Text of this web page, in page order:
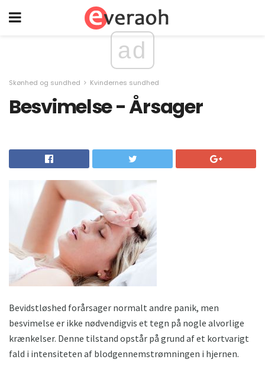
ad
Skønhed og sundhed Kvindernes sundhed
Besvimelse - Årsager
Bevidstløshed forårsager normalt andre panik, men
besvimelse er ikke nødvendigvis et tegn på nogle alvorlige
krænkelser. Denne tilstand opstår på grund af et kortvarigt
fald i intensiteten af ​​blodgennemstrømningen i hjernen.